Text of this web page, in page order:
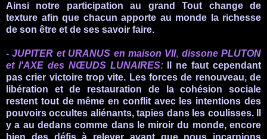
Ainsi notre participation au grand Tout change de
texture afin que chacun apporte au monde la richesse
de son être et de ses savoir faire.
- JUPITER et URANUS en maison VII, dissone PLUTON
et l'AXE des NŒUDS LUNAIRES:
Il ne faut cependant
pas crier victoire trop vite. Les forces de renouveau, de
libération et de restauration de la cohésion sociale
restent tout de même en conflit avec les intentions des
pouvoirs occultes aliénants, tapies dans les coulisses. Il
y a au dedans comme dans le miroir du monde, encore